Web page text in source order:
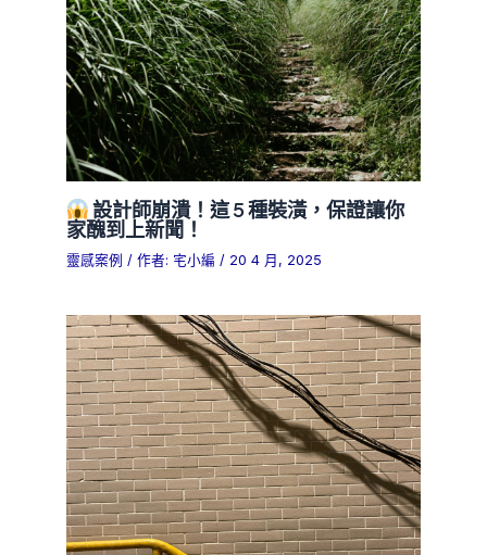
設計師崩潰！這 5 種裝潢，保證讓你
家醜到上新聞！
靈感案例 / 作者: 宅小編 / 20 4 月, 2025